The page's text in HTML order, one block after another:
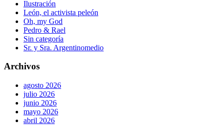
Ilustración
León, el activista peleón
Oh, my God
Pedro & Rael
Sin categoría
Sr. y Sra. Argentinomedio
Archivos
agosto 2026
julio 2026
junio 2026
mayo 2026
abril 2026